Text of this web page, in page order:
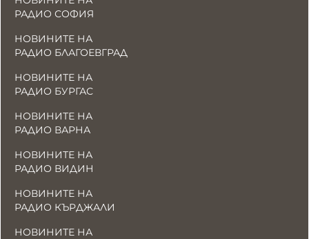
РАДИО СОФИЯ
НОВИНИТЕ НА
РАДИО БЛАГОЕВГРАД
НОВИНИТЕ НА
РАДИО БУРГАС
НОВИНИТЕ НА
РАДИО ВАРНА
НОВИНИТЕ НА
РАДИО ВИДИН
НОВИНИТЕ НА
РАДИО КЪРДЖАЛИ
НОВИНИТЕ НА